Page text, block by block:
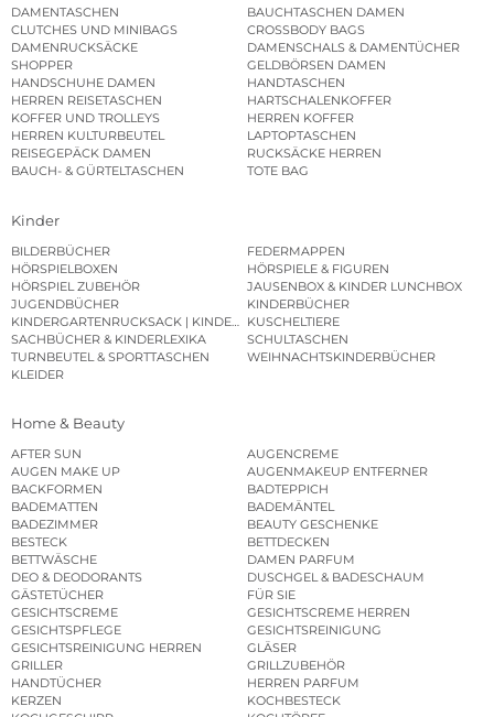
DAMENTASCHEN
BAUCHTASCHEN DAMEN
CLUTCHES UND MINIBAGS
CROSSBODY BAGS
DAMENRUCKSÄCKE
DAMENSCHALS & DAMENTÜCHER
SHOPPER
GELDBÖRSEN DAMEN
HANDSCHUHE DAMEN
HANDTASCHEN
HERREN REISETASCHEN
HARTSCHALENKOFFER
KOFFER UND TROLLEYS
HERREN KOFFER
HERREN KULTURBEUTEL
LAPTOPTASCHEN
REISEGEPÄCK DAMEN
RUCKSÄCKE HERREN
BAUCH- & GÜRTELTASCHEN
TOTE BAG
Kinder
BILDERBÜCHER
FEDERMAPPEN
HÖRSPIELBOXEN
HÖRSPIELE & FIGUREN
HÖRSPIEL ZUBEHÖR
JAUSENBOX & KINDER LUNCHBOX
JUGENDBÜCHER
KINDERBÜCHER
KINDERGARTENRUCKSACK | KINDERGARTENBEUTEL
KUSCHELTIERE
SACHBÜCHER & KINDERLEXIKA
SCHULTASCHEN
TURNBEUTEL & SPORTTASCHEN
WEIHNACHTSKINDERBÜCHER
KLEIDER
Home & Beauty
AFTER SUN
AUGENCREME
AUGEN MAKE UP
AUGENMAKEUP ENTFERNER
BACKFORMEN
BADTEPPICH
BADEMATTEN
BADEMÄNTEL
BADEZIMMER
BEAUTY GESCHENKE
BESTECK
BETTDECKEN
BETTWÄSCHE
DAMEN PARFUM
DEO & DEODORANTS
DUSCHGEL & BADESCHAUM
GÄSTETÜCHER
FÜR SIE
GESICHTSCREME
GESICHTSCREME HERREN
GESICHTSPFLEGE
GESICHTSREINIGUNG
GESICHTSREINIGUNG HERREN
GLÄSER
GRILLER
GRILLZUBEHÖR
HANDTÜCHER
HERREN PARFUM
KERZEN
KOCHBESTECK